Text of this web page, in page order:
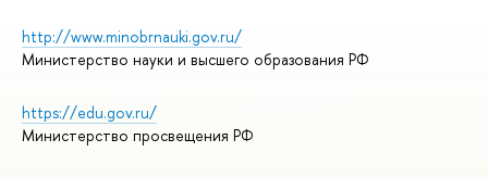
http://www.minobrnauki.gov.ru/
Министерство науки и высшего образования РФ
https://edu.gov.ru/
Министерство просвещения РФ